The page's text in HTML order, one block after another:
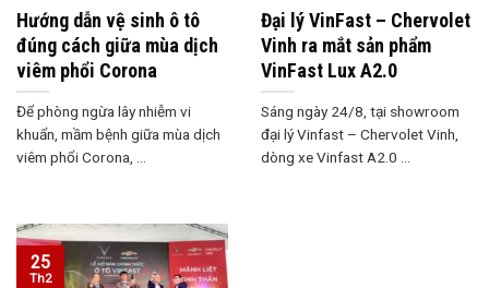
Hướng dẫn vệ sinh ô tô
đúng cách giữa mùa dịch
viêm phổi Corona
Để phòng ngừa lây nhiễm vi
khuẩn, mầm bệnh giữa mùa dịch
viêm phổi Corona, ...
Đại lý VinFast – Chervolet
Vinh ra mắt sản phẩm
VinFast Lux A2.0
Sáng ngày 24/8, tại showroom
đại lý Vinfast – Chervolet Vinh,
dòng xe Vinfast A2.0 ...
25
Th2